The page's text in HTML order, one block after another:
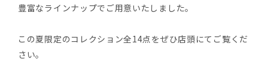
豊富なラインナップでご用意いたしました。
この夏限定のコレクション全14点をぜひ店頭にてご覧くだ
さい。